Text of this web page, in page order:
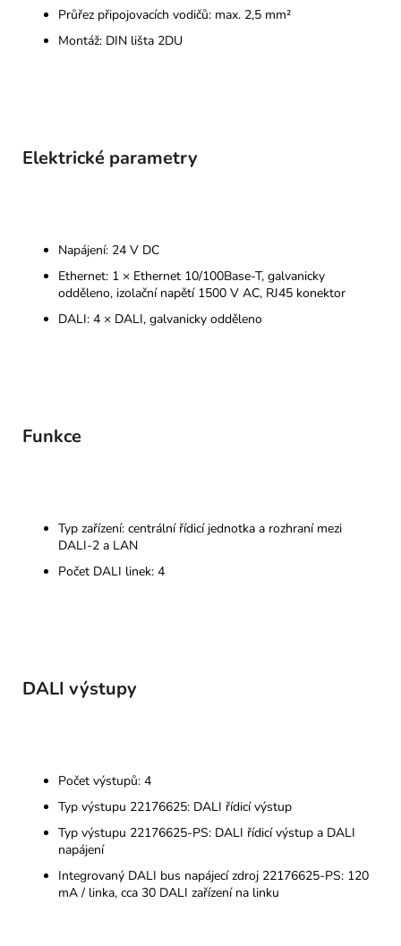
Průřez připojovacích vodičů: max. 2,5 mm²
Montáž: DIN lišta 2DU
Elektrické parametry
Napájení: 24 V DC
Ethernet: 1 × Ethernet 10/100Base-T, galvanicky
odděleno, izolační napětí 1500 V AC, RJ45 konektor
DALI: 4 × DALI, galvanicky odděleno
Funkce
Typ zařízení: centrální řídicí jednotka a rozhraní mezi
DALI-2 a LAN
Počet DALI linek: 4
DALI výstupy
Počet výstupů: 4
Typ výstupu 22176625: DALI řídicí výstup
Typ výstupu 22176625-PS: DALI řídicí výstup a DALI
napájení
Integrovaný DALI bus napájecí zdroj 22176625-PS: 120
mA / linka, cca 30 DALI zařízení na linku